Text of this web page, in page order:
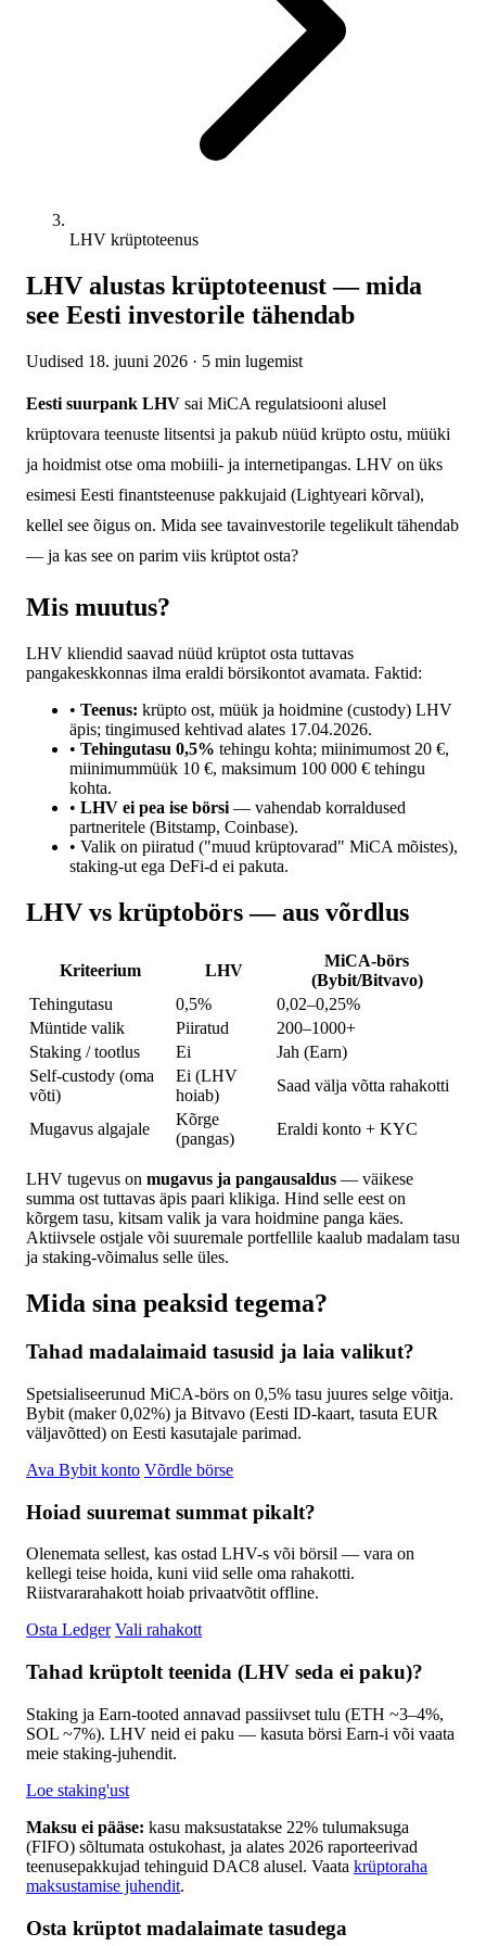
LHV krüptoteenus
LHV alustas krüptoteenust — mida
see Eesti investorile tähendab
Uudised 18. juuni 2026 · 5 min lugemist
Eesti suurpank LHV sai MiCA regulatsiooni alusel
krüptovara teenuste litsentsi ja pakub nüüd krüpto ostu, müüki
ja hoidmist otse oma mobiili- ja internetipangas. LHV on üks
esimesi Eesti finantsteenuse pakkujaid (Lightyeari kõrval),
kellel see õigus on. Mida see tavainvestorile tegelikult tähendab
— ja kas see on parim viis krüptot osta?
Mis muutus?
LHV kliendid saavad nüüd krüptot osta tuttavas
pangakeskkonnas ilma eraldi börsikontot avamata. Faktid:
• Teenus: krüpto ost, müük ja hoidmine (custody) LHV
äpis; tingimused kehtivad alates 17.04.2026.
• Tehingutasu 0,5% tehingu kohta; miinimumost 20 €,
miinimummüük 10 €, maksimum 100 000 € tehingu
kohta.
• LHV ei pea ise börsi — vahendab korraldused
partneritele (Bitstamp, Coinbase).
• Valik on piiratud ("muud krüptovarad" MiCA mõistes),
staking-ut ega DeFi-d ei pakuta.
LHV vs krüptobörs — aus võrdlus
Kriteerium LHV
MiCA-börs
(Bybit/Bitvavo)
Tehingutasu
0,5%
0,02–0,25%
Müntide valik
Piiratud
200–1000+
Staking / tootlus
Ei
Jah (Earn)
Self-custody (oma
võti)
Ei (LHV
hoiab)
Saad välja võtta rahakotti
Mugavus algajale
Kõrge
(pangas)
Eraldi konto + KYC
LHV tugevus on mugavus ja pangausaldus — väikese
summa ost tuttavas äpis paari klikiga. Hind selle eest on
kõrgem tasu, kitsam valik ja vara hoidmine panga käes.
Aktiivsele ostjale või suuremale portfellile kaalub madalam tasu
ja staking-võimalus selle üles.
Mida sina peaksid tegema?
Tahad madalaimaid tasusid ja laia valikut?
Spetsialiseerunud MiCA-börs on 0,5% tasu juures selge võitja.
Bybit (maker 0,02%) ja Bitvavo (Eesti ID-kaart, tasuta EUR
väljavõtted) on Eesti kasutajale parimad.
Ava Bybit konto Võrdle börse
Hoiad suuremat summat pikalt?
Olenemata sellest, kas ostad LHV-s või börsil — vara on
kellegi teise hoida, kuni viid selle oma rahakotti.
Riistvararahakott hoiab privaatvõtit offline.
Osta Ledger Vali rahakott
Tahad krüptolt teenida (LHV seda ei paku)?
Staking ja Earn-tooted annavad passiivset tulu (ETH ~3–4%,
SOL ~7%). LHV neid ei paku — kasuta börsi Earn-i või vaata
meie staking-juhendit.
Loe staking'ust
Maksu ei pääse: kasu maksustatakse 22% tulumaksuga
(FIFO) sõltumata ostukohast, ja alates 2026 raporteerivad
teenusepakkujad tehinguid DAC8 alusel. Vaata krüptoraha
maksustamise juhendit.
Osta krüptot madalaimate tasudega